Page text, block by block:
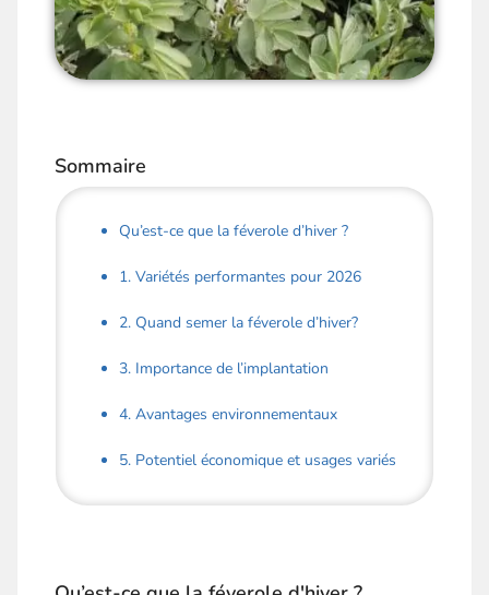
Sommaire
Qu’est-ce que la féverole d’hiver ?
1. Variétés performantes pour 2026
2. Quand semer la féverole d’hiver?
3. Importance de l’implantation
4. Avantages environnementaux
5. Potentiel économique et usages variés